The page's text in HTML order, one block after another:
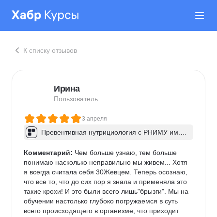
К списку отзывов
Ирина
Пользователь
3 апреля
Превентивная нутрициология с РНИМУ им. П
Комментарий: Чем больше узнаю, тем больше
понимаю насколько неправильно мы живем... Хотя
я всегда считала себя 30Жевцем. Теперь осознаю,
что все то, что до сих пор я знала и применяла это
такие крохи! И это были всего лишь"брызги". Мы на
обучении настолько глубоко погружаемся в суть
всего происходящего в организме, что приходит